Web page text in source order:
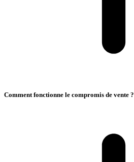
Comment fonctionne le compromis de vente ?